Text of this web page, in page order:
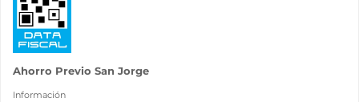
Ahorro Previo San Jorge
Información